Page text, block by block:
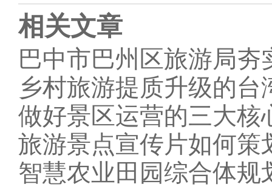
相关文章
巴中市巴州区旅游局
乡村旅游提质升级的台
做好景区运营的三大核
旅游景点宣传片如何策
智慧农业田园综合体规